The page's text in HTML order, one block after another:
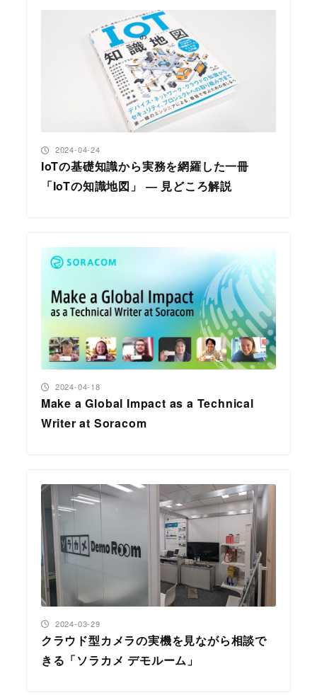
IoTの基礎知識から実務を網羅した一冊
「IoTの知識地図」 ― 見どころ解説
投稿日
2024-04-24
Make a Global Impact as a Technical
Writer at Soracom
投稿日
2024-04-18
クラウド型カメラの実機を見ながら相談で
きる「ソラカメ デモルーム」
投稿日
2024-03-29